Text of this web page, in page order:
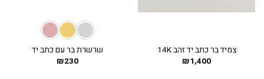
צמיד בר כתב יד זהב 14K
₪1,400
שרשרת בר עם כתב יד
₪230